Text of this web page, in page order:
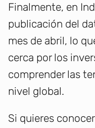
Finalmente, en
publicación del
mes de abril, lo
cerca por los
comprender las
nivel global.
Si quieres